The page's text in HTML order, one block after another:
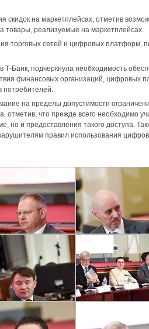
скидок на маркетплейсах, отметив
товары, реализуемые на маркетплейсах.
торговых сетей и цифровых платформ,
Банк, подчеркнула необходимость
финансовых организаций, цифровых
потребителей.
на пределы допустимости
что прежде всего необходимо
но и предоставления такого доступа.
правил использования